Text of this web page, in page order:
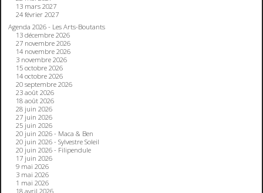
13 mars 2027
24 février 2027
Agenda 2026 - Les Arts-Boutants
13 décembre 2026
27 novembre 2026
14 novembre 2026
3 novembre 2026
15 octobre 2026
14 octobre 2026
20 septembre 2026
23 août 2026
18 août 2026
28 juin 2026
27 juin 2026
25 juin 2026
20 juin 2026 - Maca & Ben
20 juin 2026 - Sylvestre Soleil
20 juin 2026 - Filipendule
17 juin 2026
9 mai 2026
3 mai 2026
1 mai 2026
18 avril 2026